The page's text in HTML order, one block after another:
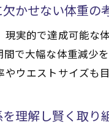
かせない体重の
実的で達成可能な
で大幅な体重減少
ウエストサイズも
理解し賢く取り